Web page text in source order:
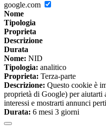
google.com
Nome
Tipologia
Proprieta
Descrizione
Durata
Nome: NID
Tipologia: analitico
Proprieta: Terza-parte
Descrizione: Questo cookie è
proprietà di Google) per
interessi e mostrarti annunci
Durata: 6 mesi 3 giorni